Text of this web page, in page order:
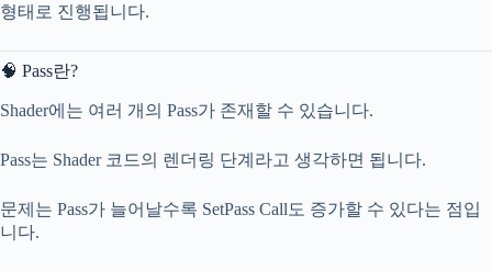
형태로 진행됩니다.
🧠 Pass란?
Shader에는 여러 개의 Pass가 존재할 수 있습니다.
Pass는 Shader 코드의 렌더링 단계라고 생각하면 됩니다.
문제는 Pass가 늘어날수록 SetPass Call도 증가할 수 있다는 점입
니다.